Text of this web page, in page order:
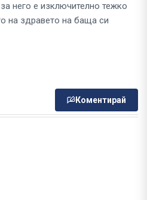
него е изключително тежко
на здравето на баща си
Коментирай